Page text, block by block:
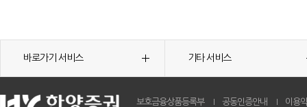
바로가기 서비스 기타 서비스
보호금융상품등록부 공동인증안내 이용